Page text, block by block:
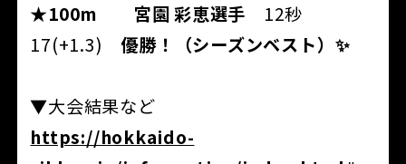
★100m 宮園 彩恵選手 12秒
17(+1.3)優勝！（シーズンベスト）✨
▼大会結果など
https://hokkaido-